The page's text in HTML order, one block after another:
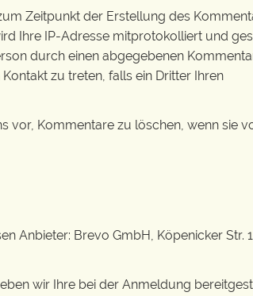
Zeitpunkt der Erstellung des
Ihre IP-Adresse mitprotokolliert und
durch einen abgegebenen
zu treten, falls ein Dritter Ihren
vor, Kommentare zu löschen, wenn sie
Anbieter: Brevo GmbH, Köpenicker Str.
wir Ihre bei der Anmeldung